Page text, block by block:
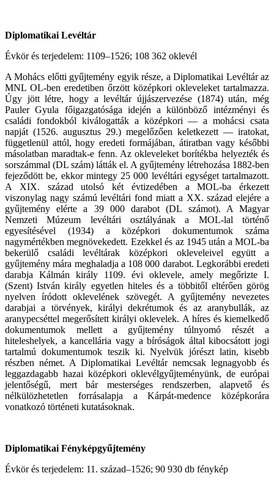
Diplomatikai Levéltár
Évkör és terjedelem: 1109–1526; 108 362 oklevél
A Mohács előtti gyűjtemény egyik része, a Diplomatikai Levéltár az
MNL OL-ben eredetiben őrzött középkori okleveleket tartalmazza.
Úgy jött létre, hogy a levéltár újjászervezése (1874) után, még
Pauler Gyula főigazgatósága idején a különböző intézményi és
családi fondokból kiválogatták a középkori — a mohácsi csata
napját (1526. augusztus 29.) megelőzően keletkezett — iratokat,
függetlenül attól, hogy eredeti formájában, átiratban vagy későbbi
másolatban maradtak-e fenn. Az okleveleket borítékba helyezték és
sorszámmal (DL szám) látták el. A gyűjtemény létrehozása 1882-ben
fejeződött be, ekkor mintegy 25 000 levéltári egységet tartalmazott.
A XIX. század utolsó két évtizedében a MOL-ba érkezett
viszonylag nagy számú levéltári fond miatt a XX. század elejére a
gyűjtemény elérte a 39 000 darabot (DL számot). A Magyar
Nemzeti Múzeum levéltári osztályának a MOL-lal történő
egyesítésével (1934) a középkori dokumentumok száma
nagymértékben megnövekedett. Ezekkel és az 1945 után a MOL-ba
bekerülő családi levéltárak középkori okleveleivel együtt a
gyűjtemény mára meghaladja a 108 000 darabot. Legkorábbi eredeti
darabja Kálmán király 1109. évi oklevele, amely megőrizte I.
(Szent) István király egyetlen hiteles és a többitől eltérően görög
nyelven íródott oklevelének szövegét. A gyűjtemény nevezetes
darabjai a törvények, királyi dekrétumok és az aranybullák, az
aranypecséttel megerősített királyi oklevelek. A híres és kiemelkedő
dokumentumok mellett a gyűjtemény túlnyomó részét a
hiteleshelyek, a kancellária vagy a bíróságok által kibocsátott jogi
tartalmú dokumentumok teszik ki. Nyelvük jórészt latin, kisebb
részben német. A Diplomatikai Levéltár nemcsak legnagyobb és
leggazdagabb hazai középkori oklevélgyűjteményünk, de európai
jelentőségű, mert bár mesterséges rendszerben, alapvető és
nélkülözhetetlen forrásalapja a Kárpát-medence középkorára
vonatkozó történeti kutatásoknak.
Diplomatikai Fényképgyűjtemény
Évkör és terjedelem: 11. század–1526; 90 930 db fénykép